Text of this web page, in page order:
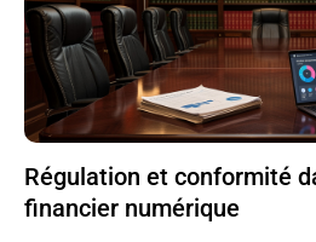
Régulation et conformité
financier numérique